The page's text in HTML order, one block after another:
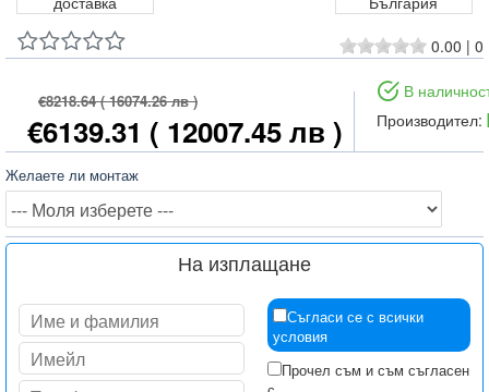
0.00 | 0
€8218.64( 16074.26 лв )
€6139.31 ( 12007.45 лв )
В
Производител:
Желаете ли монтаж
На изплащане
Съгласи се с всички
условия
Прочел съм и съм съгласен